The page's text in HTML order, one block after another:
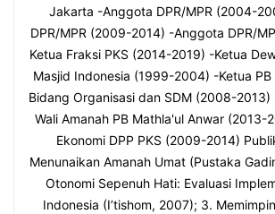
Jakarta -Anggota DPR/MPR (2004-
DPR/MPR (2009-2014) -Anggota DPR/
Ketua Fraksi PKS (2014-2019) -Ketua
Masjid Indonesia (1999-2004) -Ketua
Bidang Organisasi dan SDM (2008-
Wali Amanah PB Mathla'ul Anwar (2013-
Ekonomi DPP PKS (2009-2014)
Menunaikan Amanah Umat (Pustaka
Otonomi Sepenuh Hati: Evaluasi
Indonesia (I’tishom, 2007); 3.